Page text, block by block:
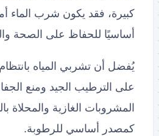
كبيرة، فقد يكون شرب الماء
أساسيًا للحفاظ على الصحة
يُفضل أن تشربي المياه
على الترطيب الجيد ومنع
المشروبات الغازية والمحلاة
كمصدر أساسي للرطوبة.